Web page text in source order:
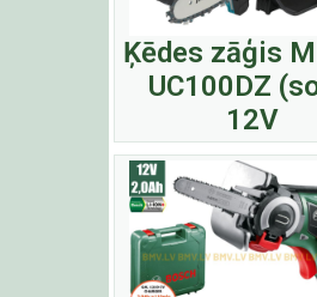
Ķēdes zāģis
UC100DZ
12V